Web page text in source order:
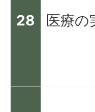
28 医療の